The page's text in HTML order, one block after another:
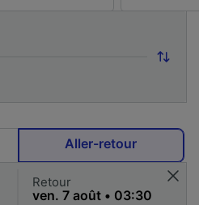
Aller-retour
Retour